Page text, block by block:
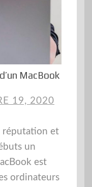
MacBook
19, 2020
réputation et
un
est
ordinateurs